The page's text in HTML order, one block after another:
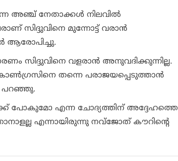
അഞ്ച് നേതാക്കള്‍ നിലവില്‍
സിദ്ദുവിനെ മുന്നോട്ട് വരാന്‍
ആരോപിച്ചു.
സിദ്ദുവിനെ വളരാന്‍ അനുവദിക്കുന്നില്ല.
തന്നെ പരാജയപ്പെടുത്താന്‍
പറഞ്ഞു.
പോകുമോ എന്ന ചോദ്യത്തിന് അദ്ദേഹത്തെ
എന്നായിരുന്നു നവ്‌ജോത് കൗറിന്റെ